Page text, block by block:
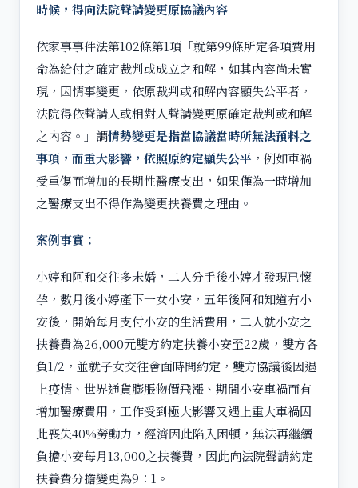
時候，得向法院聲請變更原協議內容
依家事事件法第102條第1項「就第99條所定各項費用
命為給付之確定裁判或成立之和解，如其內容尚未實
現，因情事變更，依原裁判或和解內容顯失公平者，
法院得依聲請人或相對人聲請變更原確定裁判或和解
之內容。」謂情勢變更是指當協議當時所無法預料之
事項，而重大影響，依照原約定顯失公平 ，例如車禍
受重傷而增加的長期性醫療支出，如果僅為一時增加
之醫療支出不得作為變更扶養費之理由。
案例事實：
小婷和阿和交往多未婚，二人分手後小婷才發現已懷
孕，數月後小婷產下一女小安，五年後阿和知道有小
安後，開始每月支付小安的生活費用，二人就小安之
扶養費為26,000元雙方約定扶養小安至22歲，雙方各
負1/2，並就子女交往會面時間約定，雙方協議後因遇
上疫情、世界通貨膨脹物價飛漲、期間小安車禍而有
增加醫療費用，工作受到極大影響又遇上重大車禍因
此喪失40%勞動力，經濟因此陷入困頓，無法再繼續
負擔小安每月13,000之扶養費，因此向法院聲請約定
扶養費分擔變更為9：1。